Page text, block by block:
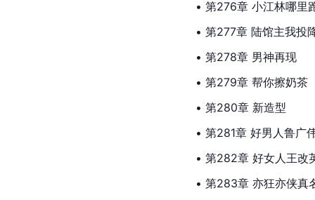
• 第276章 小江林哪里
• 第277章 陆馆主我投
• 第278章 男神再现
• 第279章 帮你擦奶茶
• 第280章 新造型
• 第281章 好男人鲁广
• 第282章 好女人王改
• 第283章 亦狂亦侠真